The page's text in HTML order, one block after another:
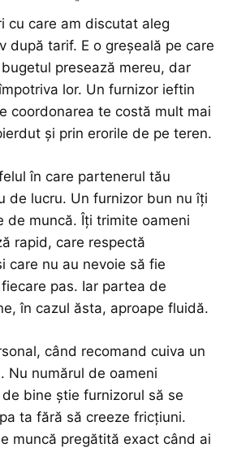
cu care am discutat aleg
după tarif. E o greșeală pe care
presează mereu, dar
lor. Un furnizor ieftin
coordonarea te costă mult mai
și prin erorile de pe teren.
în care partenerul tău
de lucru. Un furnizor bun nu îți
de muncă. Îți trimite oameni
rapid, care respectă
care nu au nevoie să fie
pas. Iar partea de
în cazul ăsta, aproape fluidă.
când recomand cuiva un
Nu numărul de oameni
bine știe furnizorul să se
ta fără să creeze fricțiuni.
muncă pregătită exact când ai